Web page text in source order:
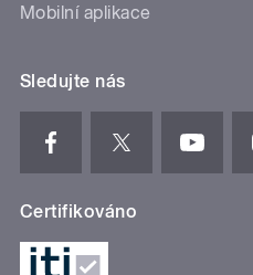
Mobilní aplikace
Sledujte nás
Certifikováno